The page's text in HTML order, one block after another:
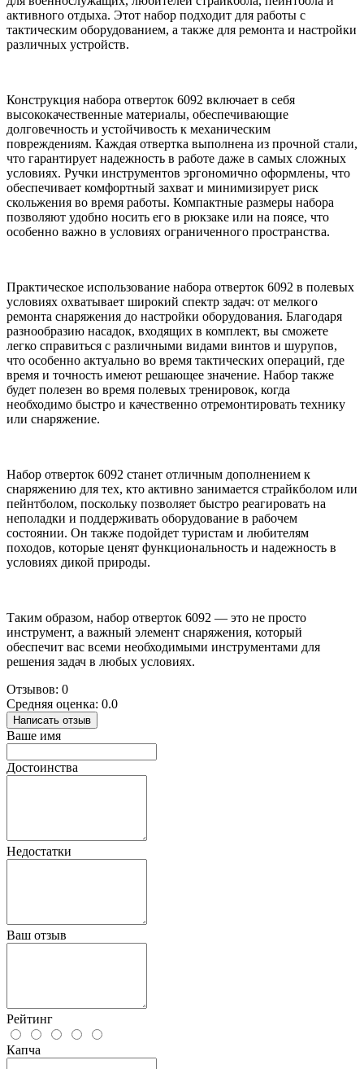
активного отдыха. Этот набор подходит для работы с
тактическим оборудованием, а также для ремонта и настройки
различных устройств.
Конструкция набора отверток 6092 включает в себя
высококачественные материалы, обеспечивающие
долговечность и устойчивость к механическим
повреждениям. Каждая отвертка выполнена из прочной стали,
что гарантирует надежность в работе даже в самых сложных
условиях. Ручки инструментов эргономично оформлены, что
обеспечивает комфортный захват и минимизирует риск
скольжения во время работы. Компактные размеры набора
позволяют удобно носить его в рюкзаке или на поясе, что
особенно важно в условиях ограниченного пространства.
Практическое использование набора отверток 6092 в полевых
условиях охватывает широкий спектр задач: от мелкого
ремонта снаряжения до настройки оборудования. Благодаря
разнообразию насадок, входящих в комплект, вы сможете
легко справиться с различными видами винтов и шурупов,
что особенно актуально во время тактических операций, где
время и точность имеют решающее значение. Набор также
будет полезен во время полевых тренировок, когда
необходимо быстро и качественно отремонтировать технику
или снаряжение.
Набор отверток 6092 станет отличным дополнением к
снаряжению для тех, кто активно занимается страйкболом или
пейнтболом, поскольку позволяет быстро реагировать на
неполадки и поддерживать оборудование в рабочем
состоянии. Он также подойдет туристам и любителям
походов, которые ценят функциональность и надежность в
условиях дикой природы.
Таким образом, набор отверток 6092 — это не просто
инструмент, а важный элемент снаряжения, который
обеспечит вас всеми необходимыми инструментами для
решения задач в любых условиях.
Отзывов: 0
Средняя оценка: 0.0
Написать отзыв
Ваше имя
Достоинства
Недостатки
Ваш отзыв
Рейтинг
Капча